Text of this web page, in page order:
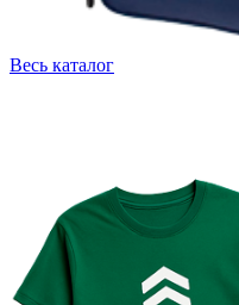
Весь каталог